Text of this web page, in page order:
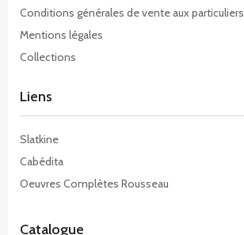
Conditions générales de vente aux particuliers
Mentions légales
Collections
Liens
Slatkine
Cabédita
Oeuvres Complètes Rousseau
Catalogue